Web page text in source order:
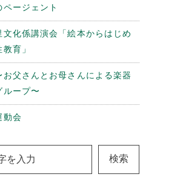
ージェント
文化係講演会「絵本からはじめ
育」
お父さんとお母さんによる楽器
ループ〜
動会
検索